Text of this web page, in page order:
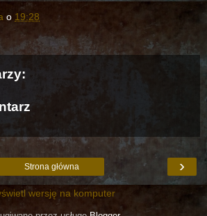
o 19:28
›
Strona główna
wersję na komputer